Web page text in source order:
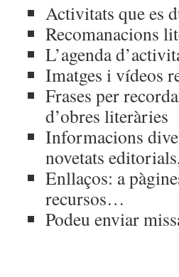
Activitats que es
Recomanacions
L’agenda
Imatges i vídeos
Frases per
d’obres literàries
Informacions
novetats
Enllaços: a
recursos…
Podeu enviar